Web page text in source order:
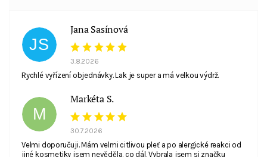
JS
Jana Sasínová
3.8.2026
Rychlé vyřízení objednávky. Lak je super a má velkou výdrž.
M
Markéta S.
30.7.2026
Velmi doporučuji. Mám velmi citlivou pleť a po alergické reakci od
jiné kosmetiky jsem nevěděla, co dál. Vybrala jsem si značku